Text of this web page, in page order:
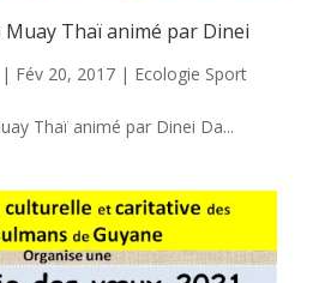
Thaï animé par Dinei
| Fév 20, 2017| Ecologie Sport
Thaï animé par Dinei Da...